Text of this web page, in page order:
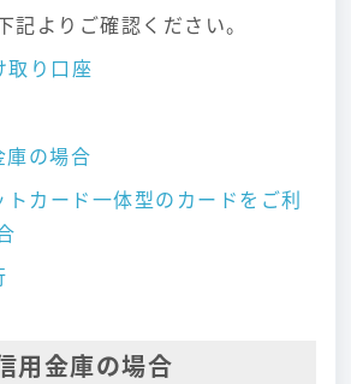
よりご確認ください。
り口座
の場合
カード一体型のカードをご利
用金庫の場合